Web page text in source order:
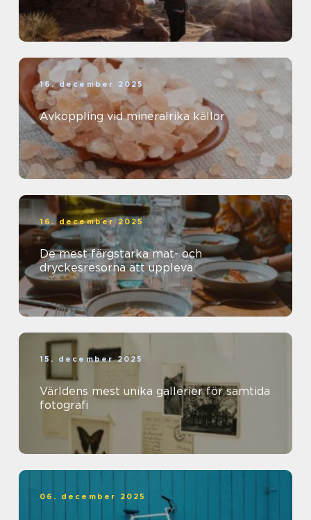
16. december 2025
Avkoppling vid mineralrika källor
16. december 2025
De mest färgstarka mat- och
dryckesresorna att uppleva
15. december 2025
Världens mest unika gallerier för samtida
fotografi
06. december 2025